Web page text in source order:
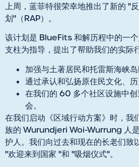
上周，蓝菲特很荣幸地推出了新的 "
划"（RAP）。
该计划是 BlueFits 和解历程中的一
支柱为指导，提出了帮助我们的实际
加强与土著居民和托雷斯海峡岛
通过承认和弘扬原住民文化、历
在我们的 60 多个社区设施中
会。
在我们启动《区域行动方案》时，我
族的 Wurundjeri Woi-Wurrung 人
护人。我们向过去和现在的长老们致
"欢迎来到国家 "和 "吸烟仪式"。